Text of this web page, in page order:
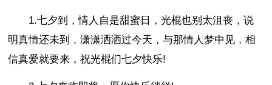
1.七夕到，情人自是甜蜜日，光棍也别太沮丧，说
明真情还未到，潇潇洒洒过今天，与那情人梦中见，相
信真爱就要来，祝光棍们七夕快乐!